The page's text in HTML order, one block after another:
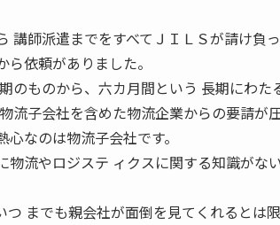
講師派遣までをすべてＪＩＬＳが請け負っ
依頼がありました。
のものから、六カ月間という 長期にわた
流子会社を含めた物流企業からの要請が
なのは物流子会社です。
物流やロジステ ィクスに関する知識がな
までも親会社が面倒を見てくれるとは限